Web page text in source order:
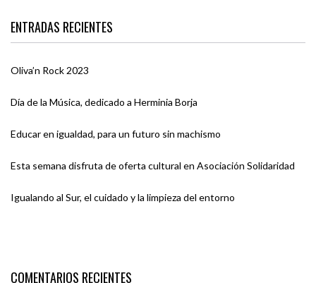
ENTRADAS RECIENTES
Oliva’n Rock 2023
Día de la Música, dedicado a Herminia Borja
Educar en igualdad, para un futuro sin machismo
Esta semana disfruta de oferta cultural en Asociación Solidaridad
Igualando al Sur, el cuidado y la limpieza del entorno
COMENTARIOS RECIENTES